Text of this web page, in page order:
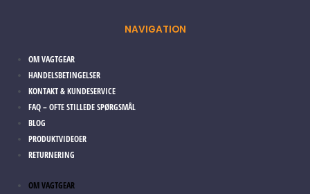
NAVIGATION
OM VAGTGEAR
HANDELSBETINGELSER
KONTAKT & KUNDESERVICE
FAQ – OFTE STILLEDE SPØRGSMÅL
BLOG
PRODUKTVIDEOER
RETURNERING
OM VAGTGEAR